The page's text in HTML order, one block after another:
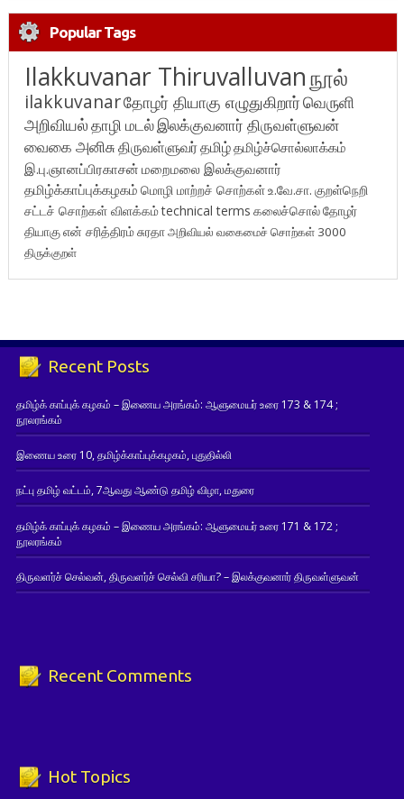
Popular Tags
Ilakkuvanar Thiruvalluvanநூல்
ilakkuvanarதோழர் தியாகு எழுதுகிறார்வெருளி
அறிவியல்தாழி மடல்இலக்குவனார் திருவள்ளுவன்
வைகை அனிசுதிருவள்ளுவர்தமிழ்தமிழ்ச்சொல்லாக்கம்
இ.பு.ஞானப்பிரகாசன் மறைமலை இலக்குவனார்
தமிழ்க்காப்புக்கழகம் மொழி மாற்றச் சொற்கள்உ.வே.சா. குறள்நெறி
சட்டச் சொற்கள் விளக்கம்technical terms கலைச்சொல்தோழர்
தியாகுஎன் சரித்திரம்சுரதாஅறிவியல் வகைமைச் சொற்கள் 3000
திருக்குறள்
Recent Posts
தமிழ்க் காப்புக் கழகம் – இணைய அரங்கம்: ஆளுமையர் உரை 173 & 174 ;
நூலரங்கம்
இணைய உரை 10, தமிழ்க்காப்புக்கழகம், புதுதில்லி
நட்பு தமிழ் வட்டம், 7ஆவது ஆண்டு தமிழ் விழா, மதுரை
தமிழ்க் காப்புக் கழகம் – இணைய அரங்கம்: ஆளுமையர் உரை 171 & 172 ;
நூலரங்கம்
திருவளர்ச் செல்வன், திருவளர்ச் செல்வி சரியா? – இலக்குவனார் திருவள்ளுவன்
Recent Comments
Hot Topics